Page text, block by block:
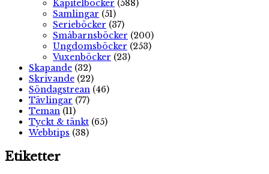
Kapitelböcker (588)
Samlingar (51)
Serieböcker (37)
Småbarnsböcker (200)
Ungdomsböcker (253)
Vuxenböcker (23)
Skapande (32)
Skrivande (22)
Söndagstrean (46)
Tävlingar (77)
Teman (11)
Tyckt & tänkt (65)
Webbtips (38)
Etiketter